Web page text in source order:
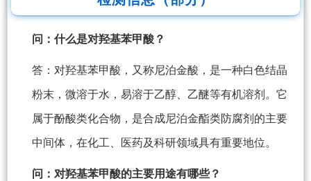
问：什么是对羟基苯甲酸？
答：对羟基苯甲酸，又称尼泊金酸，是一种白色结晶
粉末，微溶于水，易溶于乙醇、乙醚等有机溶剂。它
属于酚酸类化合物，是合成尼泊金酯类防腐剂的主要
中间体，在化工、医药及科研领域具有重要地位。
问：对羟基苯甲酸的主要用途有哪些？